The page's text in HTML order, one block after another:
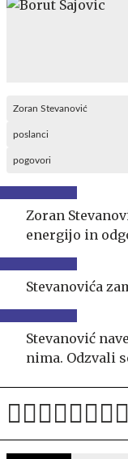
Zoran Stevanović
poslanci
pogovori
Zoran
energijo in
Stevanovića
Stevanović
nima. Odzvali